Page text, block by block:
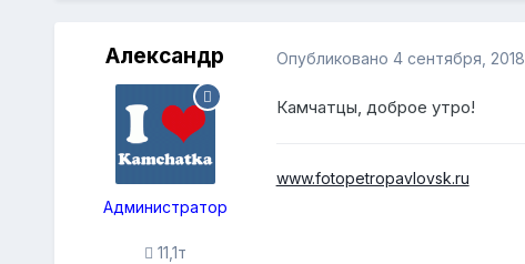
Александр
Администратор
11,1т
Опубликовано 4 сентября, 2018
Камчатцы, доброе утро!
www.fotopetropavlovsk.ru